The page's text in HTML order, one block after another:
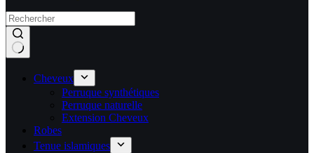
Cheveux
Perruque synthétiques
Perruque naturelle
Extension Cheveux
Robes
Tenue islamiques